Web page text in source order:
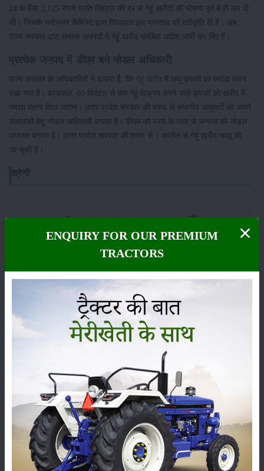
24 के लिए 2,125 रुपये प्रति क्विंटल की दर से गेहूं खरीदी की घोषणा पूर्व में ही कर दी
थी। जिसके मन्देनजर कैबिनेट द्वारा फिलहाल इस प्रस्ताव को स्वीकृति दी है। अब
राज्य सरकार द्वारा समस्त जनपदों में गेहूं खरीद संबंधित आदेश जारी कर दिए हैं।
राज्य सरकार के अधिकारियों ने बताया है, कि गेहूं खरीद में लघु कृषकों का ज्यादा ध्यान
रखा गया है। दरअसल, 60 क्विंटल से कम गेहूं विक्रय करने वाले कृषकों को खरीद में
ज्यादा महत्व दिया जाएगा। उत्तर प्रदेश सरकार की तरफ से संभागीय आयुक्तों को अपने
संभालकों हेतु नोडल अधिकारी बनाया है। डीएम को स्वयं के स्तर से जनपद को नोडल
अफसर बनाया है। उत्तर प्रदेश सरकार की तरफ से 1 अप्रैल से गेहूं खरीद चालू की
जा चुकी है।
कीटनाशक
कृषि यंत्र
सम्पादकीय अन्य
ENQUIRY FOR OUR PREMIUM
TRACTORS